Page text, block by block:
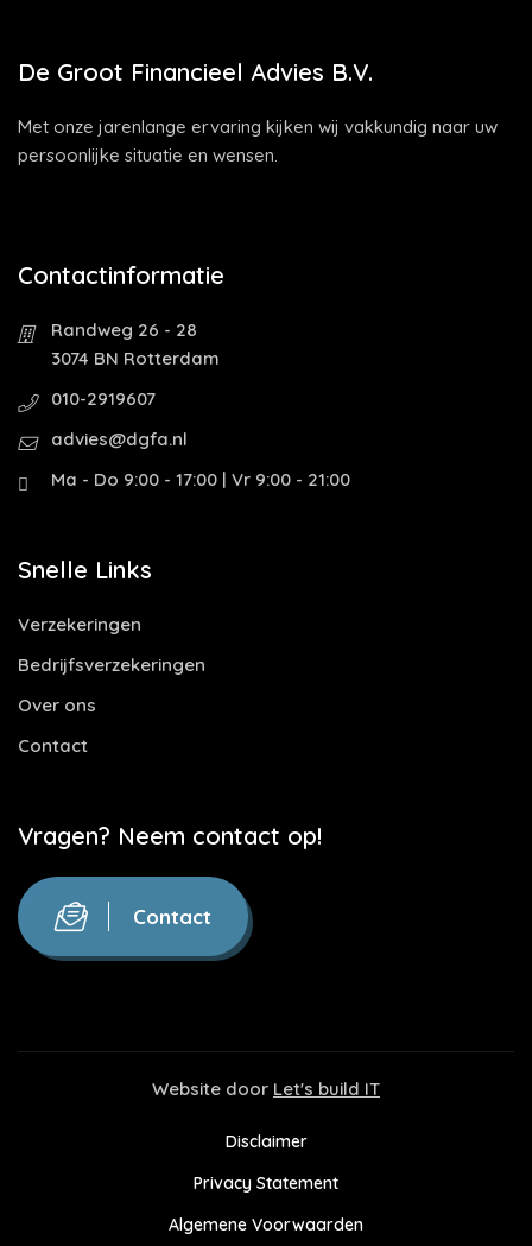
De Groot Financieel Advies B.V.
Met onze jarenlange ervaring kijken wij vakkundig naar uw
persoonlijke situatie en wensen.
Contactinformatie
Randweg 26 - 28
3074 BN Rotterdam
010-2919607
advies@dgfa.nl
Ma - Do 9:00 - 17:00 | Vr 9:00 - 21:00
Snelle Links
Verzekeringen
Bedrijfsverzekeringen
Over ons
Contact
Vragen? Neem contact op!
Contact
Website door Let's build IT
Disclaimer
Privacy Statement
Algemene Voorwaarden